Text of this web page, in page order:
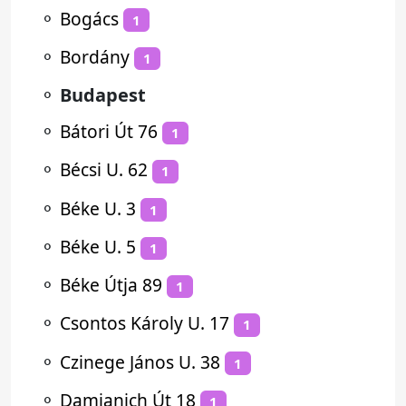
⚬ Bogács 1
⚬ Bordány 1
⚬ Budapest
⚬ Bátori Út 76 1
⚬ Bécsi U. 62 1
⚬ Béke U. 3 1
⚬ Béke U. 5 1
⚬ Béke Útja 89 1
⚬ Csontos Károly U. 17 1
⚬ Czinege János U. 38 1
⚬ Damjanich Út 18 1